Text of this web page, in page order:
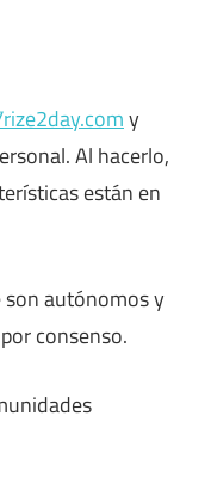
y
Al hacerlo,
están en
son autónomos y
consenso.